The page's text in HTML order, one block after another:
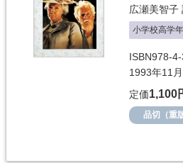
広瀬美智子
小学校高学
ISBN978-
1993年11月
定価1,100
品切（重